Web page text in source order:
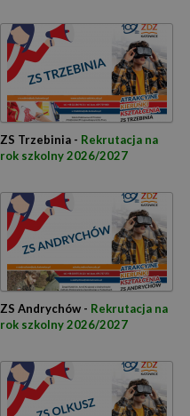
ZS Trzebinia - Rekrutacja na
rok szkolny 2026/2027
ZS Andrychów - Rekrutacja na
rok szkolny 2026/2027